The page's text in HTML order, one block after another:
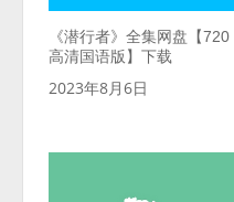
《潜行者》全集网盘【720
高清国语版】下载
2023年8月6日